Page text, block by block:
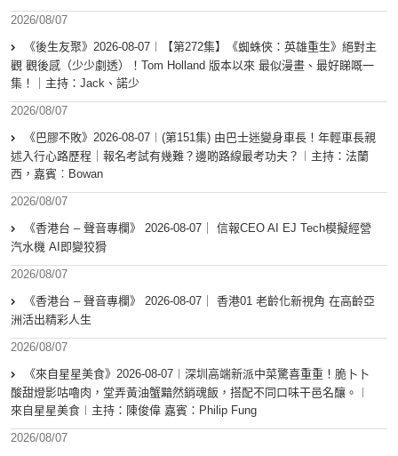
2026/08/07
《後生友聚》2026-08-07︱【第272集】《蜘蛛俠：英雄重生》絕對主
觀 觀後感（少少劇透）！Tom Holland 版本以來 最似漫畫、最好睇嘅一
集！｜主持：Jack、諾少
2026/08/07
《巴膠不敗》2026-08-07︱(第151集) 由巴士迷變身車長！年輕車長親
述入行心路歷程｜報名考試有幾難？邊啲路線最考功夫？︱主持：法蘭
西，嘉賓︰Bowan
2026/08/07
《香港台 – 聲音專欄》 2026-08-07｜ 信報CEO AI EJ Tech模擬經營
汽水機 AI即變狡猾
2026/08/07
《香港台 – 聲音專欄》 2026-08-07｜ 香港01 老齡化新視角 在高齡亞
洲活出精彩人生
2026/08/07
《來自星星美食》2026-08-07︱深圳高端新派中菜驚喜重重！脆卜卜
酸甜燈影咕嚕肉，堂弄黃油蟹黯然銷魂飯，搭配不同口味干邑名釀。︱
來自星星美食︱主持：陳俊偉 嘉賓：Philip Fung
2026/08/07